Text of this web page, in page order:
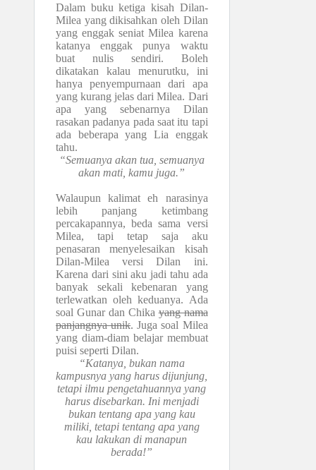
Dalam buku ketiga kisah Dilan-
Milea yang dikisahkan oleh Dilan
yang enggak seniat Milea karena
katanya enggak punya waktu
buat nulis sendiri. Boleh
dikatakan kalau menurutku, ini
hanya penyempurnaan dari apa
yang kurang jelas dari Milea. Dari
apa yang sebenarnya Dilan
rasakan padanya pada saat itu tapi
ada beberapa yang Lia enggak
tahu.
“Semuanya akan tua, semuanya
akan mati, kamu juga.”
Walaupun kalimat eh narasinya
lebih panjang ketimbang
percakapannya, beda sama versi
Milea, tapi tetap saja aku
penasaran menyelesaikan kisah
Dilan-Milea versi Dilan ini.
Karena dari sini aku jadi tahu ada
banyak sekali kebenaran yang
terlewatkan oleh keduanya. Ada
soal Gunar dan Chikayang nama
panjangnya unik. Juga soal Milea
yang diam-diam belajar membuat
puisi seperti Dilan.
“Katanya, bukan nama
kampusnya yang harus dijunjung,
tetapi ilmu pengetahuannya yang
harus disebarkan. Ini menjadi
bukan tentang apa yang kau
miliki, tetapi tentang apa yang
kau lakukan di manapun
berada!”